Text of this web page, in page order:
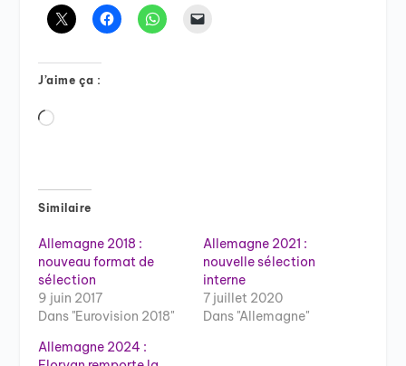
J’aime ça :
Chargement…
Similaire
Allemagne 2018 :
nouveau format de
sélection
9 juin 2017
Dans "Eurovision 2018"
Allemagne 2021 :
nouvelle sélection
interne
7 juillet 2020
Dans "Allemagne"
Allemagne 2024 :